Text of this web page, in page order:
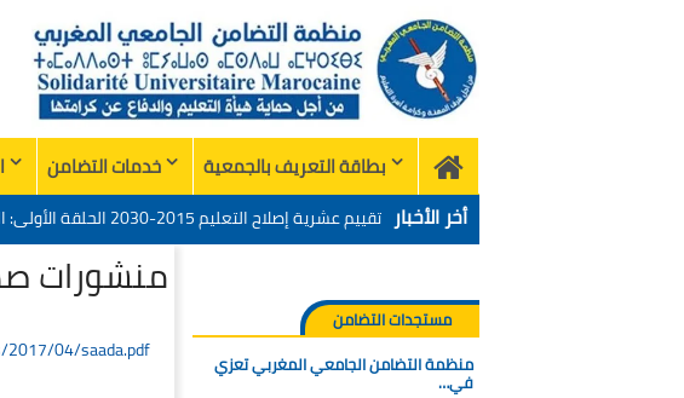
Home بطاقة التعريف بالجمعية خدمات التضامن
أخر الأخبار
تقييم عشرية إصلاح
الميدان – اليوم 24
منظمة التضامن الجامعي المغربي تعزي في وفاة الأخ
“التدبير الرقمي للإدارة التربية خدمات منظمة
تحت شعار: المدرسة المغربية والمشروع المجتمعي
تقييم عشرية إصلاح
الميدان – اليوم 24
منشورات
04/saada.pdf
مستجدات التضامن
منظمة التضامن الجامعي المغربي تعزي
في…